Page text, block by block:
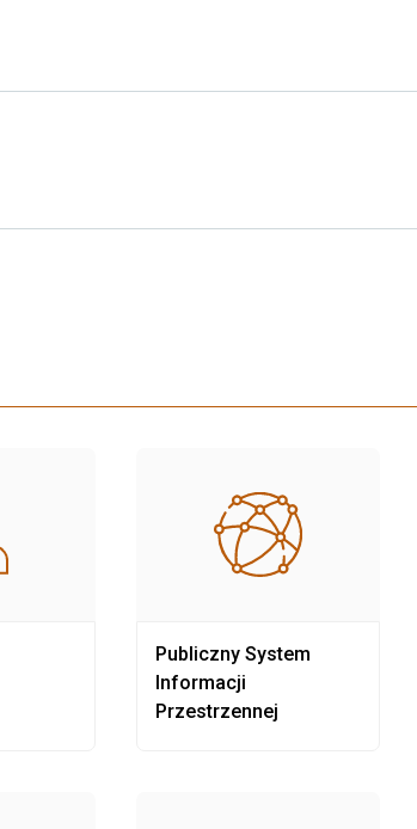
Publiczny System
Informacji
Przestrzennej